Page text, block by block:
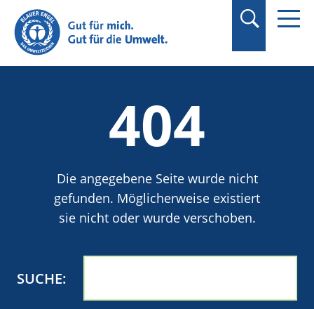
Suchbegriff in
Anführungszeichen
setzen.
404
Die angegebene Seite wurde nicht
gefunden. Möglicherweise existiert
sie nicht oder wurde verschoben.
SUCHE